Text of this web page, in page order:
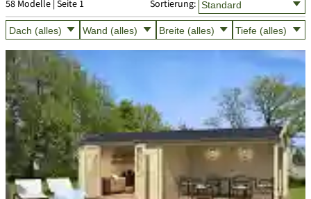
58 Modelle | Seite 1 Sortierung: